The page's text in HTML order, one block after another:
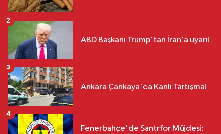
ABD Başkanı Trump'tan İran'a uyarı!
2
Ankara Çankaya'da Kanlı Tartışma!
3
Fenerbahçe'de Santrfor Müjdesi:
4